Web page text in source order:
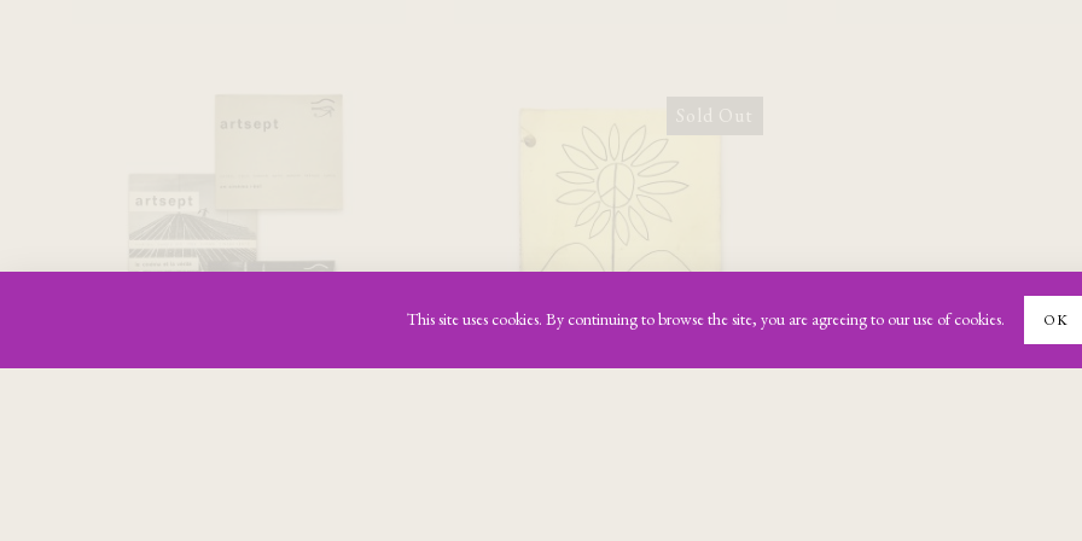
Artsept: cahiers
trimestriels de
cinématographique
[complete set]
Peace and Love [original
screenplay]
40,00
This site uses cookies. By continuing to browse the site, you are agreeing to our use of cookies. OK